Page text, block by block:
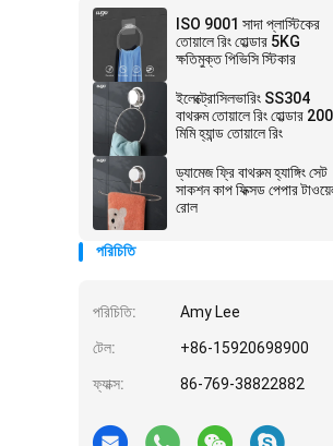
ISO 9001 সাদা প্লাস্টিকের
তোয়ালে রিং হোল্ডার 5KG
ক্ষতিমুক্ত পিভিসি স্টিকার
ইলেক্ট্রোসিলভারিং SS304
বাথরুম তোয়ালে রিং হোল্ডার 200
মিমি হ্যান্ড তোয়ালে রিং
ড্যামেজ ফ্রি বাথরুম হ্যাঙ্গিং সেট
সাকশন কাপ ফিক্সড পেপার
রোল
পরিচিতি
পরিচিতি: Amy Lee
টেল: +86-15920698900
ফ্যাক্স: 86-769-38822882